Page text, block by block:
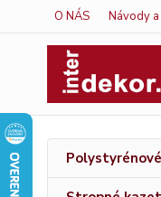
O NÁS Návody